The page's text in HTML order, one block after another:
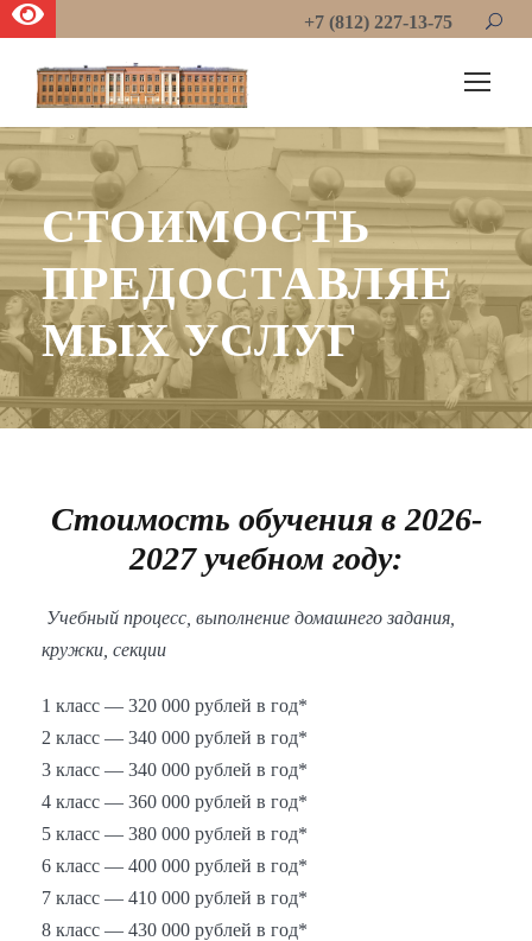
+7 (812) 227-13-75
СТОИМОСТЬ
ПРЕДОСТАВЛЯЕ
МЫХ УСЛУГ
Стоимость обучения в 2026-
2027 учебном году:
Учебный процесс, выполнение домашнего задания,
кружки, секции
1 класс — 320 000 рублей в год*
2 класс — 340 000 рублей в год*
3 класс — 340 000 рублей в год*
4 класс — 360 000 рублей в год*
5 класс — 380 000 рублей в год*
6 класс — 400 000 рублей в год*
7 класс — 410 000 рублей в год*
8 класс — 430 000 рублей в год*